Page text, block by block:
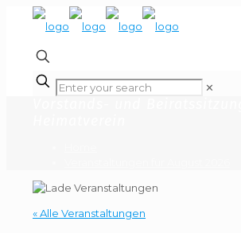
✕
« Alle Veranstaltungen